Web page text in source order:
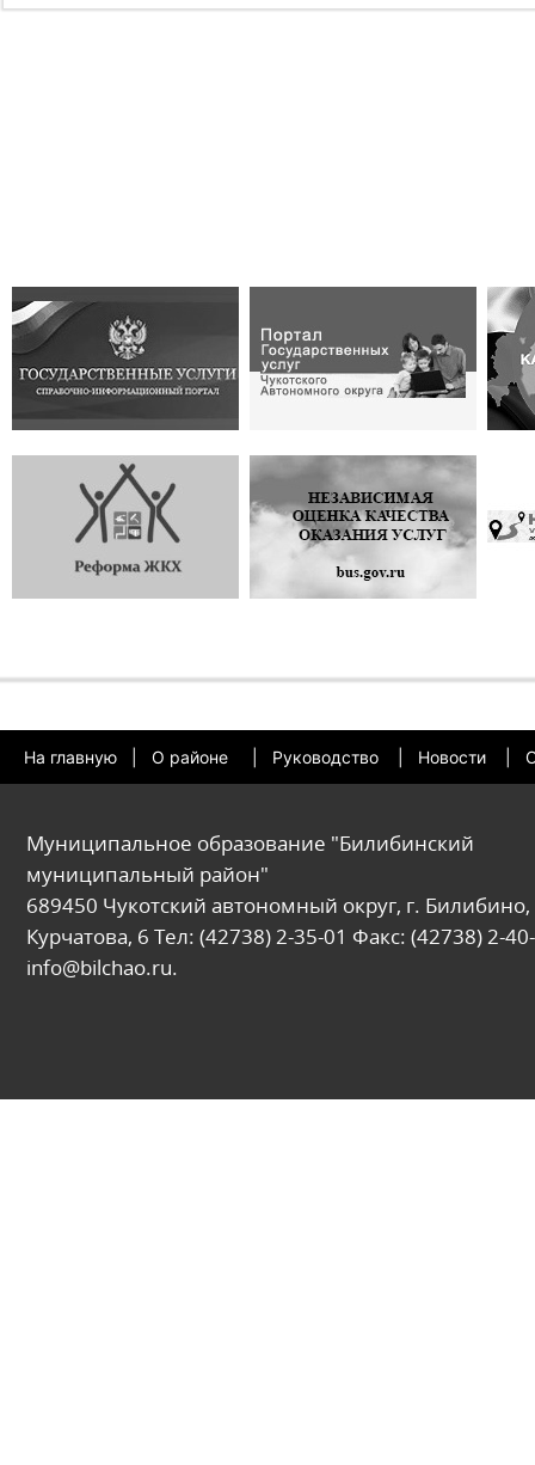
На главную О районе Руководство Новости
Муниципальное образование "Билибинский
муниципальный район"
689450 Чукотский автономный округ, г. Билибино,
Курчатова, 6 Тел: (42738) 2-35-01 Факс: (42738) 2-
info@bilchao.ru.